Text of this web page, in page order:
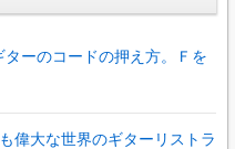
ターのコードの押え方。Ｆを
偉大な世界のギターリストラ